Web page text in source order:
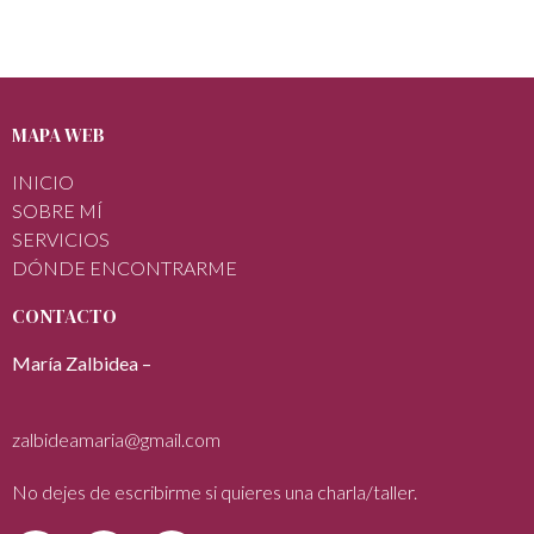
MAPA WEB
INICIO
SOBRE MÍ
SERVICIOS
DÓNDE ENCONTRARME
CONTACTO
María Zalbidea –
zalbideamaria@gmail.com
No dejes de escribirme si quieres una charla/taller.